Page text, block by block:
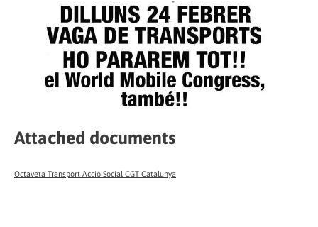
Attached documents
Octaveta Transport Acció Social CGT Catalunya